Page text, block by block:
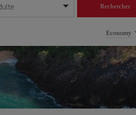
année
Rechercher
Economy